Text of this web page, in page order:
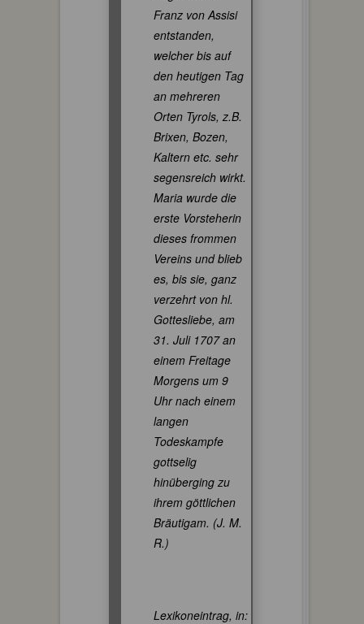
Franz von Assisi
entstanden,
welcher bis auf
den heutigen Tag
an mehreren
Orten Tyrols, z.B.
Brixen, Bozen,
Kaltern etc. sehr
segensreich wirkt.
Maria wurde die
erste Vorsteherin
dieses frommen
Vereins und blieb
es, bis sie, ganz
verzehrt von hl.
Gottesliebe, am
31. Juli 1707 an
einem Freitage
Morgens um 9
Uhr nach einem
langen
Todeskampfe
gottselig
hinüberging zu
ihrem göttlichen
Bräutigam. (J. M.
R.)
Lexikoneintrag, in: